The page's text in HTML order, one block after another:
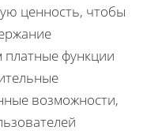
ценность, чтобы
платные функции
возможности,